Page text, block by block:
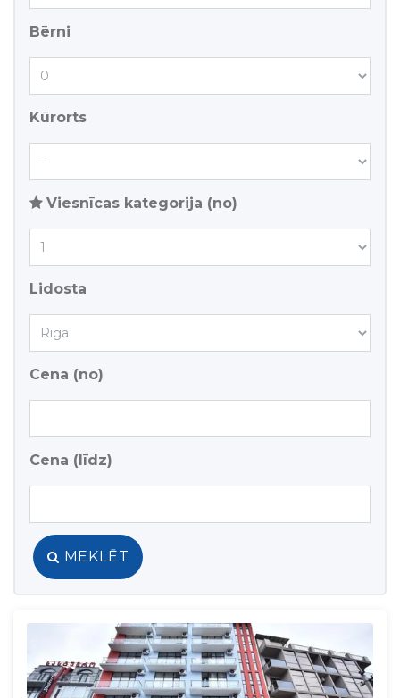
Bērni
Kūrorts
Viesnīcas kategorija (no)
Lidosta
Cena (no)
Cena (līdz)
MEKLĒT